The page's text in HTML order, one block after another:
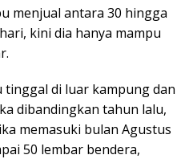
menjual antara 30 hingga
kini dia hanya mampu
tinggal di luar kampung dan
dibandingkan tahun lalu,
memasuki bulan Agustus
50 lembar bendera,